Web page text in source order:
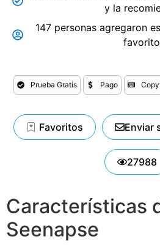
y la
147 personas agregaron
Prueba Gratis Pago
Favoritos Enviar
27988
Características
Seenapse